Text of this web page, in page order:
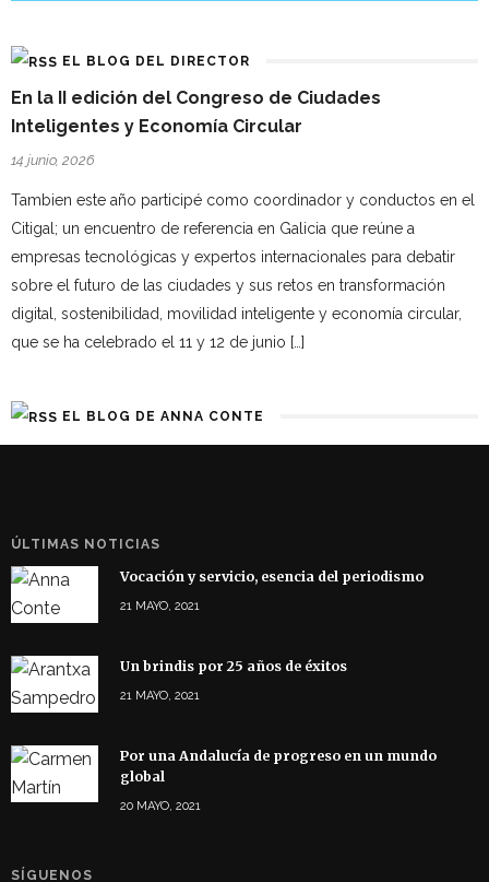
EL BLOG DEL DIRECTOR
En la II edición del Congreso de Ciudades
Inteligentes y Economía Circular
14 junio, 2026
Tambien este año participé como coordinador y conductos en el
Citigal; un encuentro de referencia en Galicia que reúne a
empresas tecnológicas y expertos internacionales para debatir
sobre el futuro de las ciudades y sus retos en transformación
digital, sostenibilidad, movilidad inteligente y economía circular,
que se ha celebrado el 11 y 12 de junio […]
EL BLOG DE ANNA CONTE
ÚLTIMAS NOTICIAS
Vocación y servicio, esencia del periodismo
21 MAYO, 2021
Un brindis por 25 años de éxitos
21 MAYO, 2021
Por una Andalucía de progreso en un mundo
global
20 MAYO, 2021
SÍGUENOS